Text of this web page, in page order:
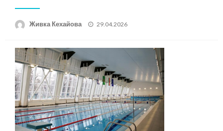
Живка Кехайова
Posted
29.04.2026